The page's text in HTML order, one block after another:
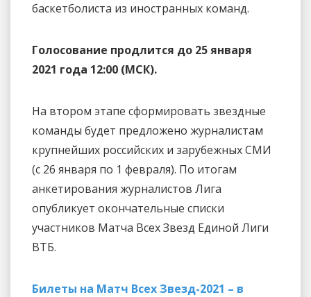
баскетболиста из иностранных команд.
Голосование продлится до 25 января
2021 года 12:00 (МСК).
На втором этапе сформировать звездные
команды будет предложено журналистам
крупнейших российских и зарубежных СМИ
(с 26 января по 1 февраля). По итогам
анкетирования журналистов Лига
опубликует окончательные списки
участников Матча Всех Звезд Единой Лиги
ВТБ.
Билеты на Матч Всех Звезд-2021 – в